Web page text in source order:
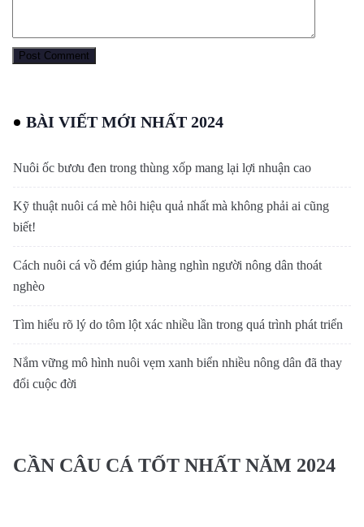
BÀI VIẾT MỚI NHẤT 2024
Nuôi ốc bươu đen trong thùng xốp mang lại lợi nhuận cao
Kỹ thuật nuôi cá mè hôi hiệu quả nhất mà không phải ai cũng
biết!
Cách nuôi cá vồ đém giúp hàng nghìn người nông dân thoát
nghèo
Tìm hiểu rõ lý do tôm lột xác nhiều lần trong quá trình phát triển
Nắm vững mô hình nuôi vẹm xanh biển nhiều nông dân đã thay
đổi cuộc đời
CẦN CÂU CÁ TỐT NHẤT NĂM 2024